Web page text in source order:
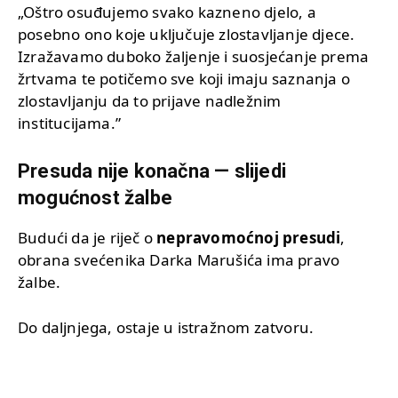
„Oštro osuđujemo svako kazneno djelo, a
posebno ono koje uključuje zlostavljanje djece.
Izražavamo duboko žaljenje i suosjećanje prema
žrtvama te potičemo sve koji imaju saznanja o
zlostavljanju da to prijave nadležnim
institucijama.”
Presuda nije konačna — slijedi
mogućnost žalbe
Budući da je riječ o nepravomoćnoj presudi,
obrana svećenika Darka Marušića ima pravo
žalbe.
Do daljnjega, ostaje u istražnom zatvoru.